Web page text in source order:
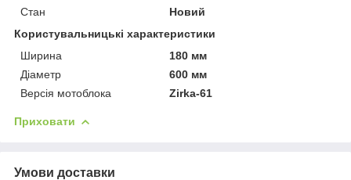
Стан
Новий
Користувальницькі характеристики
Ширина
180 мм
Діаметр
600 мм
Версія мотоблока
Zirka-61
Приховати
Умови доставки